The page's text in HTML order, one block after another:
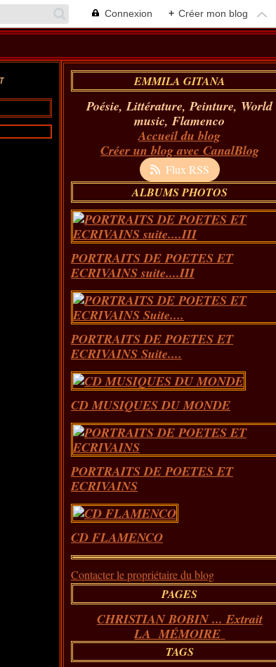
Connexion + Créer mon blog
EMMILA GITANA
Poésie, Littérature, Peinture, World
music, Flamenco
Accueil du blog
Créer un blog avec CanalBlog
Flux RSS
ALBUMS PHOTOS
PORTRAITS DE POETES ET
ECRIVAINS suite....III
PORTRAITS DE POETES ET
ECRIVAINS Suite....
CD MUSIQUES DU MONDE
PORTRAITS DE POETES ET
ECRIVAINS
CD FLAMENCO
Contacter le propriétaire du blog
PAGES
CHRISTIAN BOBIN ... Extrait
LA MÉMOIRE
TAGS